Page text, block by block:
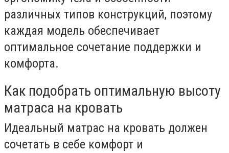
различных типов конструкций, поэтому
каждая модель обеспечивает
оптимальное сочетание поддержки и
комфорта.
Как подобрать оптимальную высоту
матраса на кровать
Идеальный матрас на кровать должен
сочетать в себе комфорт и